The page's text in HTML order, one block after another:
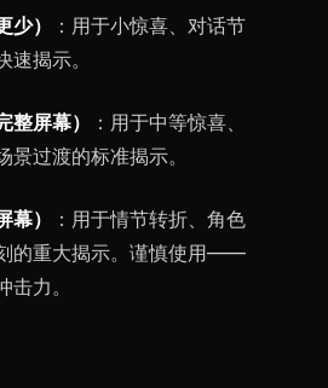
少）
：用于小惊喜、对话节
揭示。
整屏幕）
：用于中等惊喜、
景过渡的标准揭示。
）
：用于情节转折、角色
的重大揭示。谨慎使用——
力。